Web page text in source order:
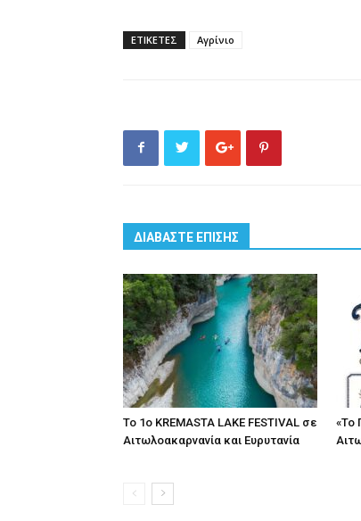
ΕΤΙΚΕΤΕΣ Αγρίνιο
ΔΙΑΒΑΣΤΕ ΕΠΙΣΗΣ
Το 1ο KREMASTA LAKE FESTIVAL σε
Αιτωλοακαρνανία και Ευρυτανία
«Το